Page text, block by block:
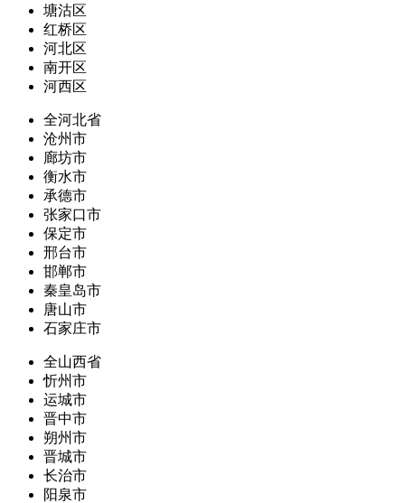
塘沽区
红桥区
河北区
南开区
河西区
全河北省
沧州市
廊坊市
衡水市
承德市
张家口市
保定市
邢台市
邯郸市
秦皇岛市
唐山市
石家庄市
全山西省
忻州市
运城市
晋中市
朔州市
晋城市
长治市
阳泉市